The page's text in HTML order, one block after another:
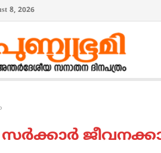
8, 2026
സര്‍ക്കാര്‍